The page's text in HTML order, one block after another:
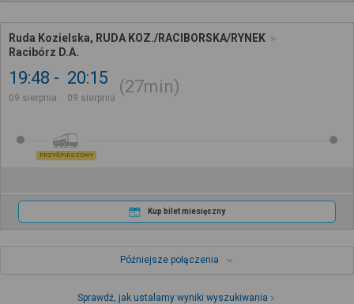
Ruda Kozielska, RUDA KOZ./RACIBORSKA/RYNEK
Racibórz D.A.
19:48
09 sierpnia
20:15
09 sierpnia
27min
PRZYŚPIESZONY
Kup bilet miesięczny
Późniejsze połączenia
Sprawdź, jak ustalamy wyniki wyszukiwania